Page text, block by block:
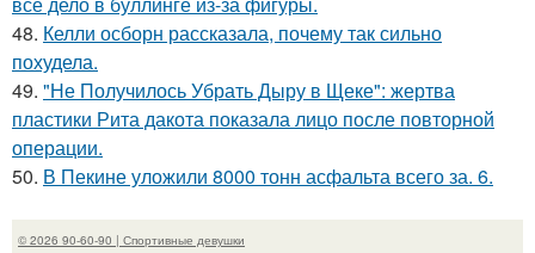
48. Келли осборн рассказала, почему так сильно
похудела.
49. "Не Получилось Убрать Дыру в Щеке": жертва
пластики Рита дакота показала лицо после повторной
операции.
50. В Пекине уложили 8000 тонн асфальта всего за. 6.
© 2026 90-60-90 | Спортивные девушки